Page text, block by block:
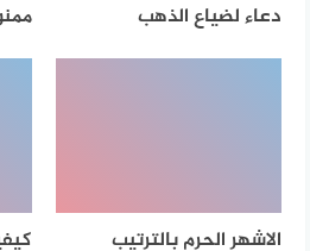
دعاء لضياع الذهب
الاشهر الحرم بالترتيب